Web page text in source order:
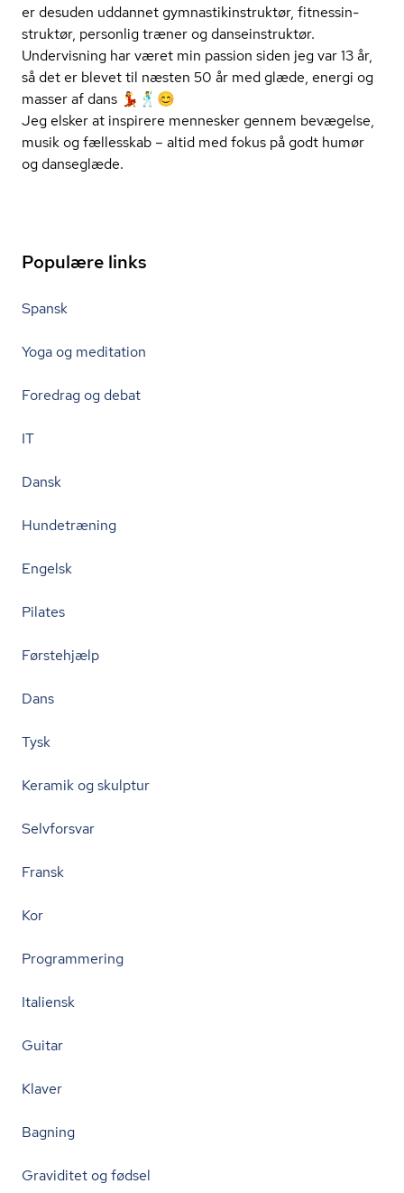
er desuden uddannet gym­na­stikin­struk­tør, fit­nes­sin­
struk­tør, personlig træner og dan­se­in­struk­tør.
Undervisning har været min passion siden jeg var 13 år,
så det er blevet til næsten 50 år med glæde, energi og
masser af dans 💃🕺😊
Jeg elsker at inspirere mennesker gennem bevægelse,
musik og fællesskab – altid med fokus på godt humør
og danseglæde.
Populære links
Spansk
Yoga og meditation
Foredrag og debat
IT
Dansk
Hundetræning
Engelsk
Pilates
Førstehjælp
Dans
Tysk
Keramik og skulptur
Selvforsvar
Fransk
Kor
Programmering
Italiensk
Guitar
Klaver
Bagning
Graviditet og fødsel